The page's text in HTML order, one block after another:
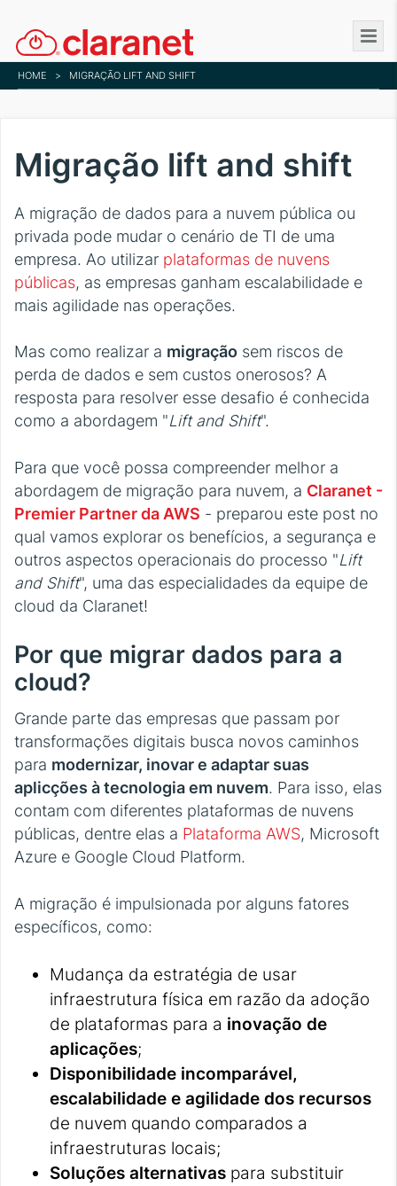
to
main
content
HOME > MIGRAÇÃO LIFT AND SHIFT
Migração lift and shift
A migração de dados para a nuvem pública ou
privada pode mudar o cenário de TI de uma
empresa. Ao utilizar plataformas de nuvens
públicas, as empresas ganham escalabilidade e
mais agilidade nas operações.
Mas como realizar a migração sem riscos de
perda de dados e sem custos onerosos? A
resposta para resolver esse desafio é conhecida
como a abordagem "Lift and Shift".
Para que você possa compreender melhor a
abordagem de migração para nuvem, a Claranet -
Premier Partner da AWS - preparou este post no
qual vamos explorar os benefícios, a segurança e
outros aspectos operacionais do processo "Lift
and Shift", uma das especialidades da equipe de
cloud da Claranet!
Por que migrar dados para a
cloud?
Grande parte das empresas que passam por
transformações digitais busca novos caminhos
para modernizar, inovar e adaptar suas
aplicções à tecnologia em nuvem. Para isso, elas
contam com diferentes plataformas de nuvens
públicas, dentre elas a Plataforma AWS, Microsoft
Azure e Google Cloud Platform.
A migração é impulsionada por alguns fatores
específicos, como:
Mudança da estratégia de usar
infraestrutura física em razão da adoção
de plataformas para a inovação de
aplicações;
Disponibilidade incomparável,
escalabilidade e agilidade dos recursos
de nuvem quando comparados a
infraestruturas locais;
Soluções alternativas para substituir